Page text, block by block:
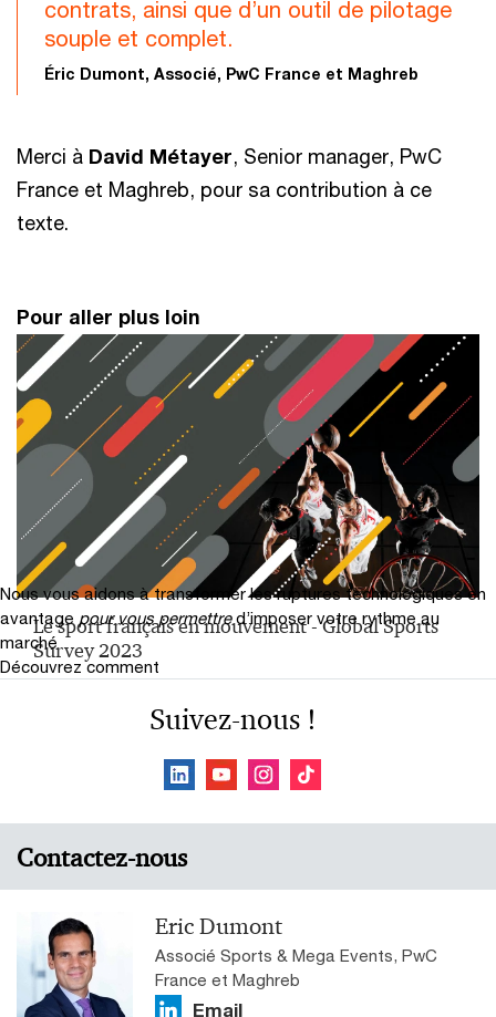
contrats, ainsi que d’un outil de pilotage
souple et complet.
Éric Dumont, Associé, PwC France et Maghreb
Merci à David Métayer, Senior manager, PwC
France et Maghreb, pour sa contribution à ce
texte.
Pour aller plus loin
Le sport français en mouvement - Global Sports
Survey 2023
Nous vous aidons à transformer les ruptures technologiques en
avantage pour vous permettre d’imposer votre rythme au
marché
Découvrez comment
Suivez-nous !
Contactez-nous
Eric Dumont
Associé Sports & Mega Events, PwC
France et Maghreb
Email